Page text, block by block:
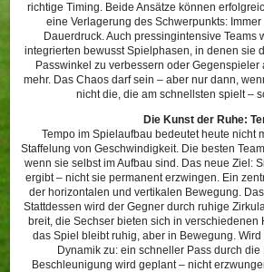
richtige Timing. Beide Ansätze können
eine Verlagerung des Schwerpunkts:
Dauerdruck. Auch pressingintensive
integrierten bewusst Spielphasen, in denen sie
Passwinkel zu verbessern oder
mehr. Das Chaos darf sein – aber nur dann,
nicht die, die am schnellsten spielt –
Die Kunst der Ruhe:
Tempo im Spielaufbau bedeutet heute nicht
Staffelung von Geschwindigkeit. Die besten
wenn sie selbst im Aufbau sind. Das neue Ziel:
ergibt – nicht sie permanent erzwingen. Ein
der horizontalen und vertikalen Bewegung.
Stattdessen wird der Gegner durch ruhige
breit, die Sechser bieten sich in
das Spiel bleibt ruhig, aber in Bewegung.
Dynamik zu: ein schneller Pass durch
Beschleunigung wird geplant – nicht